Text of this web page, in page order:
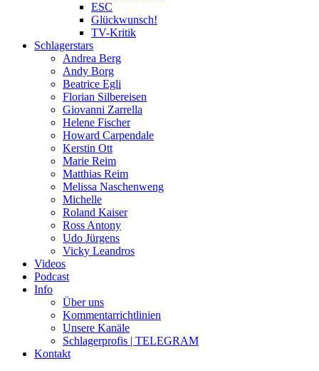
ESC
Glückwunsch!
TV-Kritik
Schlagerstars
Andrea Berg
Andy Borg
Beatrice Egli
Florian Silbereisen
Giovanni Zarrella
Helene Fischer
Howard Carpendale
Kerstin Ott
Marie Reim
Matthias Reim
Melissa Naschenweng
Michelle
Roland Kaiser
Ross Antony
Udo Jürgens
Vicky Leandros
Videos
Podcast
Info
Über uns
Kommentarrichtlinien
Unsere Kanäle
Schlagerprofis | TELEGRAM
Kontakt